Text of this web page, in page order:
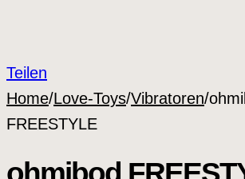
Teilen
Home/Love-Toys/Vibratoren/
FREESTYLE
ohmibod